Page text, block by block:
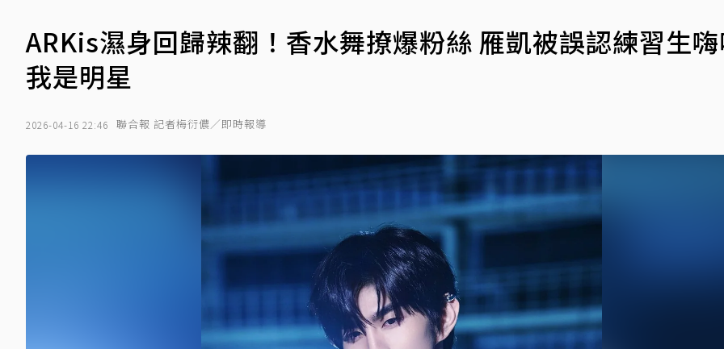
ARKis濕身回歸辣翻！香水舞撩爆粉絲 雁凱被誤認練習生
我是明星
2026-04-16 22:46 聯合報 記者梅衍儂／即時報導